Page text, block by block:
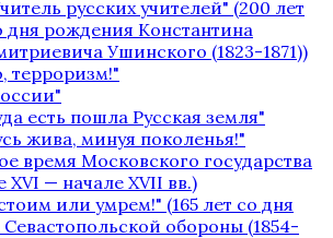
русских учителей" (200 лет
дня рождения Константина
Ушинского (1823-1871))
терроризм!"
есть пошла Русская земля"
жива, минуя поколенья!"
время Московского государства
XVI — начале XVII вв.)
или умрем!" (165 лет со дня
Севастопольской обороны (1854-